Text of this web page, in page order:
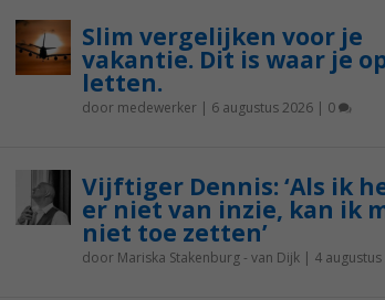
Slim vergelijken voor je
vakantie. Dit is waar je
letten.
door medewerker| 6 augustus 2026| 0
Vijftiger Dennis: ‘Als ik
er niet van inzie, kan ik
niet toe zetten’
door Mariska Stakenburg - van Dijk| 4